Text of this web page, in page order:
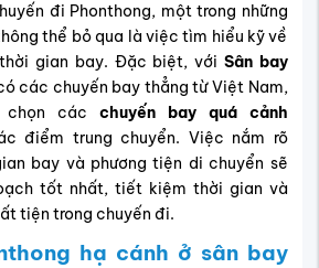
đi Phonthong, một trong những
thể bỏ qua là việc tìm hiểu kỹ về
gian bay. Đặc biệt, với Sân bay
các chuyến bay thẳng từ Việt Nam,
chọn các chuyến bay quá cảnh
điểm trung chuyển. Việc nắm rõ
bay và phương tiện di chuyển sẽ
tốt nhất, tiết kiệm thời gian và
tiện trong chuyến đi.
hạ cánh ở sân bay